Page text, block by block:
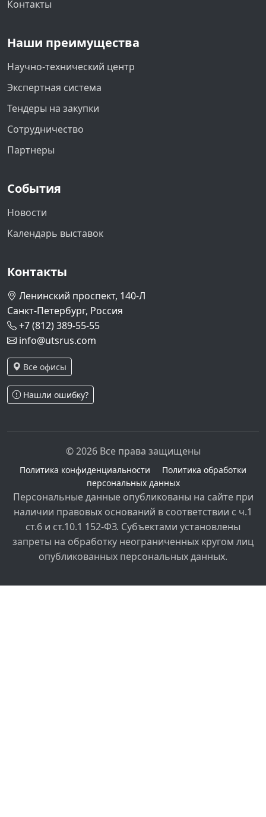
Контакты
Наши преимущества
Научно-технический центр
Экспертная система
Тендеры на закупки
Сотрудничество
Партнеры
События
Новости
Календарь выставок
Контакты
Ленинский проспект, 140-Л
Санкт-Петербург, Россия
+7 (812) 389-55-55
info@utsrus.com
Все офисы
Нашли ошибку?
© 2026 Все права защищены
Политика конфиденциальности
Политика обработки
персональных данных
Персональные данные опубликованы на сайте при
наличии правовых оснований в соответствии с ч.1
ст.6 и ст.10.1 152-ФЗ. Субъектами установлены
запреты на обработку неограниченных кругом лиц
опубликованных персональных данных.